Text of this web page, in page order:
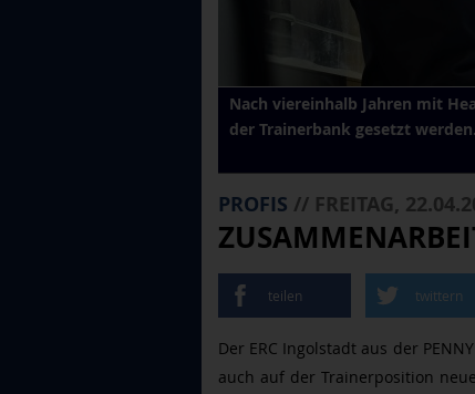
Nach viereinhalb Jahren mit
der Trainerbank gesetzt
PROFIS // FREITAG,
teilen twittern
Der ERC Ingolstadt aus der
auch auf der Trainerposition